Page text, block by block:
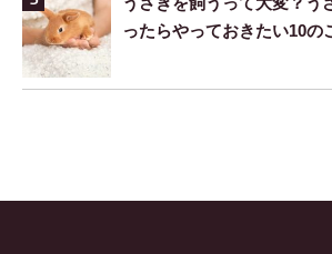
ったらやっておきたい10の